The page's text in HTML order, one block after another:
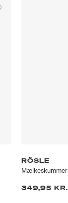
RÖSLE
Mælkeskummer
349,95 KR.